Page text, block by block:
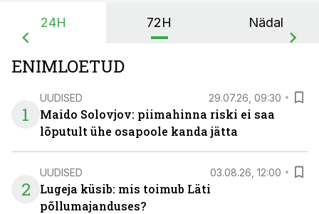
24H 72H Nädal
ENIMLOETUD
1
UUDISED 29.07.26, 09:30
Maido Solovjov: piimahinna riski ei saa
lõputult ühe osapoole kanda jätta
2
UUDISED 03.08.26, 12:00
Lugeja küsib: mis toimub Läti
põllumajanduses?